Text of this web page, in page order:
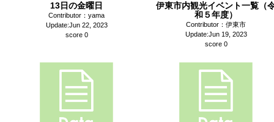
13日の金曜日
Contributor：yama
Update:Jun 22, 2023
score 0
伊東市内観光イベント一覧（
和５年度）
Contributor：伊東市
Update:Jun 19, 2023
score 0